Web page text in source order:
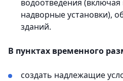
водоотведения
надворные установки),
зданий.
В пунктах временного
создать надлежащие